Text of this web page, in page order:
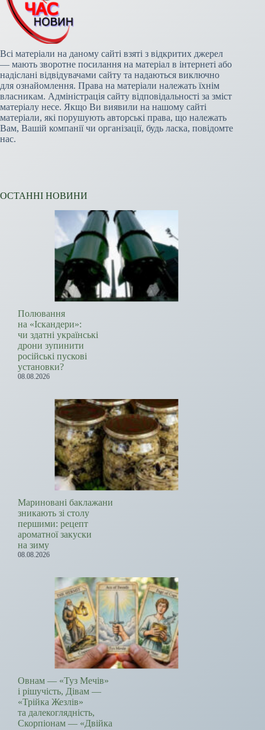
Всі матеріали на даному сайті взяті з відкритих джерел
— мають зворотне посилання на матеріал в інтернеті або
надіслані відвідувачами сайту та надаються виключно
для ознайомлення. Права на матеріали належать їхнім
власникам. Адміністрація сайту відповідальності за зміст
матеріалу несе. Якщо Ви виявили на нашому сайті
матеріали, які порушують авторські права, що належать
Вам, Вашій компанії чи організації, будь ласка, повідомте
нас.
ОСТАННІ НОВИНИ
Полювання
на «Іскандери»:
чи здатні українські
дрони зупинити
російські пускові
установки?
08.08.2026
Мариновані баклажани
зникають зі столу
першими: рецепт
ароматної закуски
на зиму
08.08.2026
Овнам — «Туз Мечів»
і рішучість, Дівам —
«Трійка Жезлів»
та далекоглядність,
Скорпіонам — «Двійка